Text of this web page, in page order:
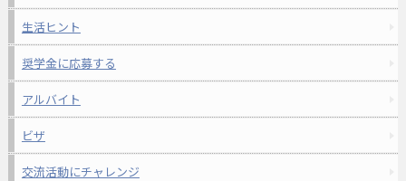
生活ヒント
奨学金に応募する
アルバイト
ビザ
交流活動にチャレンジ